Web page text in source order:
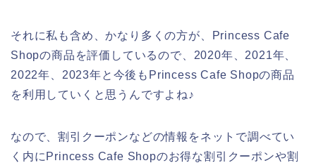
それに私も含め、かなり多くの方が、Princess Cafe
Shopの商品を評価しているので、2020年、2021年、
2022年、2023年と今後もPrincess Cafe Shopの商品
を利用していくと思うんですよね♪
なので、割引クーポンなどの情報をネットで調べてい
く内にPrincess Cafe Shopのお得な割引クーポンや割